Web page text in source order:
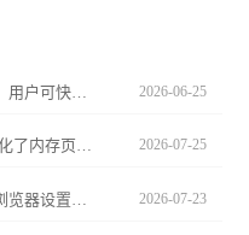
谷歌浏览器提供插件安装教程与技巧，用户可快速完成安装操作，扩展浏览器功能，实现个性化定制和高效使用体验。 2026-06-25
Chrome最新稳定版针对低负载场景优化了内存页表调度机制，显著提升运行稳健度。本资源治理分析揭示内核级的性能压缩逻辑，为您提供针对老旧硬件的适配与运行策略。 2026-07-25
2026-07-23